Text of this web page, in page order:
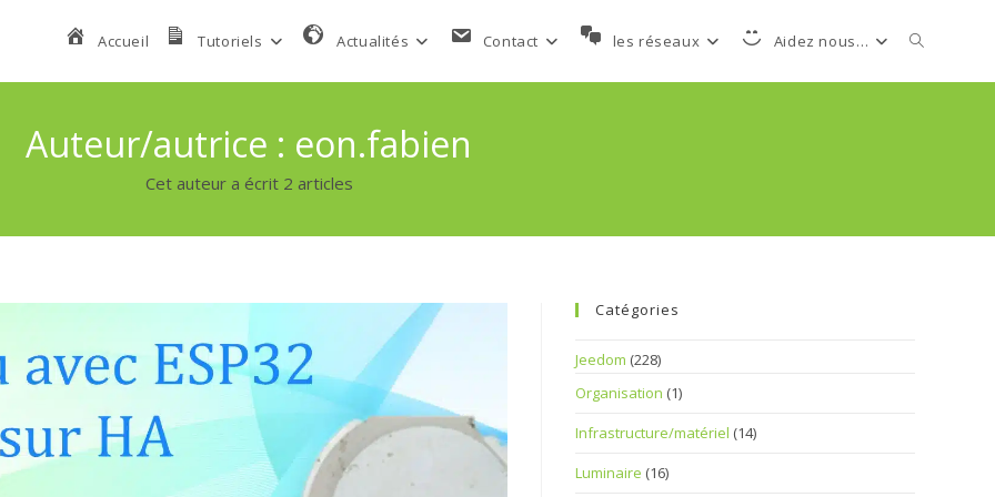
Accueil Tutoriels Actualités Contact les réseaux Aidez nous… Toggle
Auteur/autrice : eon.fabien
Cet auteur a écrit 2 articles
Catégories
Jeedom (228)
Organisation (1)
Infrastructure/matériel (14)
Luminaire (16)